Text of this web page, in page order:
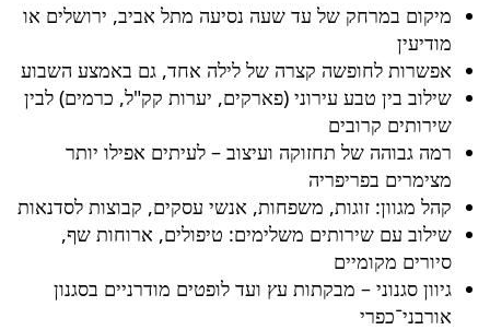
מיקום במרחק של עד שעה נסיעה מתל אביב, ירושלים או
מודיעין
אפשרות לחופשה קצרה של לילה אחד, גם באמצע השבוע
שילוב בין טבע עירוני (פארקים, יערות קק"ל, כרמים) לבין
שירותים קרובים
רמה גבוהה של תחזוקה ועיצוב – לעיתים אפילו יותר
מצימרים בפריפריה
קהל מגוון: זוגות, משפחות, אנשי עסקים, קבוצות לסדנאות
שילוב עם שירותים משלימים: טיפולים, ארוחות שף,
סיורים מקומיים
גיוון סגנוני – מבקתות עץ ועד לופטים מודרניים בסגנון
אורבני־כפרי